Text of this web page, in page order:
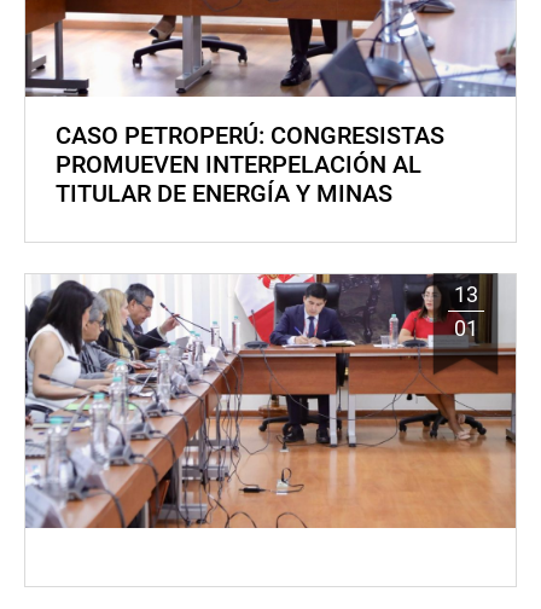
CASO PETROPERÚ: CONGRESISTAS
PROMUEVEN INTERPELACIÓN AL
TITULAR DE ENERGÍA Y MINAS
13
01